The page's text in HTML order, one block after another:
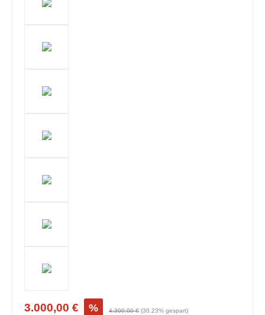
3.000,00 € % 4.300,00 € (30.23% gespart)